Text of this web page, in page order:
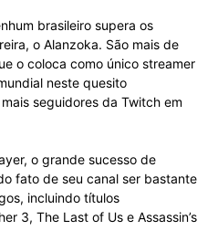
brasileiro supera os
o Alanzoka. São mais de
o coloca como único streamer
neste quesito
seguidores da Twitch em
o grande sucesso de
fato de seu canal ser bastante
incluindo títulos
3, The Last of Us e Assassin’s